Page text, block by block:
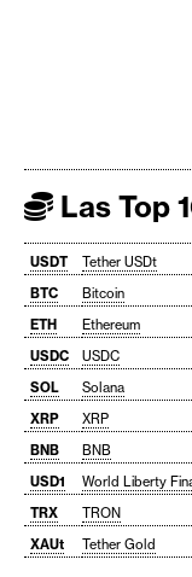
Las Top
USDT Tether USDt
BTC
Bitcoin
ETH
Ethereum
USDC
USDC
SOL
Solana
XRP
XRP
BNB
BNB
USD1
World Liberty
TRX
TRON
XAUt
Tether Gold